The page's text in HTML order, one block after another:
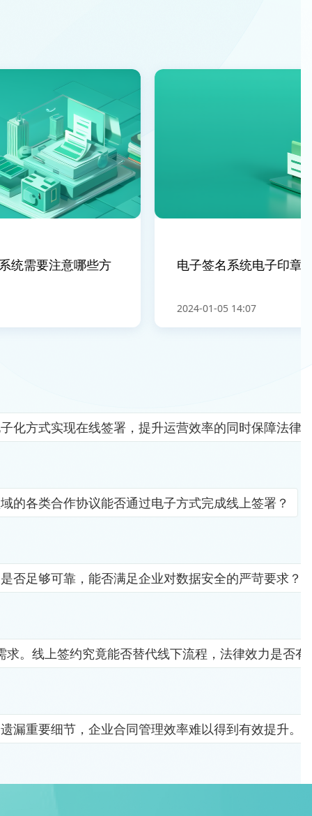
需要注意哪些方 电子签名系统电子印章的
2024-01-05 14:07
化方式实现在线签署，提升运营效率的同时保障法律
的各类合作协议能否通过电子方式完成线上签署？
否足够可靠，能否满足企业对数据安全的严苛要求？
。线上签约究竟能否替代线下流程，法律效力是否有
重要细节，企业合同管理效率难以得到有效提升。